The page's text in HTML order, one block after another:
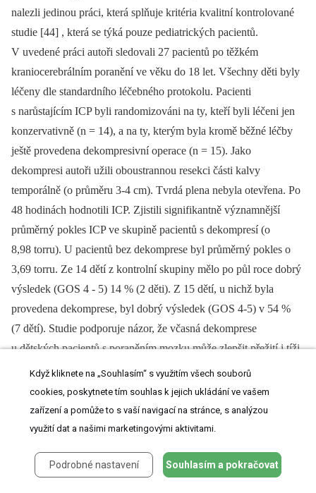
nalezli jedinou práci, která splňuje kritéria kvalitní kontrolované
studie [44] , která se týká pouze pediatrických pacientů.
V uvedené práci autoři sledovali 27 pacientů po těžkém
kraniocerebrálním poranění ve věku do 18 let. Všechny děti byly
léčeny dle standardního léčebného protokolu. Pacienti
s narůstajícím ICP byli randomizováni na ty, kteří byli léčeni jen
konzervativně (n = 14), a na ty, kterým byla kromě běžné léčby
ještě provedena dekompresivní operace (n = 15). Jako
dekompresi autoři užili oboustrannou resekci části kalvy
temporálně (o průměru 3-4 cm). Tvrdá plena nebyla otevřena. Po
48 hodinách hodnotili ICP. Zjistili signifikantně významnější
průměrný pokles ICP ve skupině pacientů s dekompresí (o
8,98 torru). U pacientů bez dekomprese byl průměrný pokles o
3,69 torru. Ze 14 dětí z kontrolní skupiny mělo po půl roce dobrý
výsledek (GOS 4 -⁠ 5) 14 % (2 děti). Z 15 dětí, u nichž byla
provedena dekomprese, byl dobrý výsledek (GOS 4-5) v 54 %
(7 dětí). Studie podporuje názor, že včasná dekomprese
u dětských pacientů s poraněním mozku může zlepšit přežití i tíži
neurologického postižení. Jedná se však o jedinou hodnotnější
studii na velmi malé skupině pacientů. Příznivý efekt
dekompresivní kraniotomie je třeba potvrdit v dalších studiích.
Závěr
Když kliknete na „Souhlasím“ s využitím všech souborů
cookies, poskytnete tím souhlas k jejich ukládání ve vašem
zařízení a pomůže to s vaší navigací na stránce, s analýzou
využití dat a našimi marketingovými aktivitami.
Podrobné nastavení Souhlasím a pokračovat